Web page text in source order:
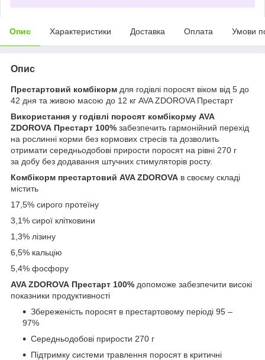
Опис Характеристики Доставка Оплата Умови
Опис
Престартовий комбікорм для годівлі поросят віком від 5 до
42 дня та живою масою до 12 кг AVA ZDOROVA Престарт
Використання у годівлі поросят комбікорму AVA
ZDOROVA Престарт 100% забезпечить гармонійний перехід
на рослинні корми без кормових стресів та дозволить
отримати середньодобові прирости поросят на рівні 270 г
за добу без додавання штучних стимуляторів росту.
Комбікорм престартовий AVA ZDOROVA в своєму складі
містить
17,5% сирого протеїну
3,1% сирої клітковини
1,3% лізину
6,5% кальцію
5,4% фосфору
AVA ZDOROVA Престарт 100% допоможе забезпечити високі
показники продуктивності
Збереженість поросят в престартовому періоді 95 –
97%
Середньодобові прирости 270 г
Підтримку системи травлення поросят в критичні